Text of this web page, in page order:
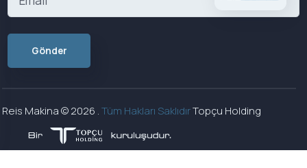
Reis Makina ©2026 .Tüm Hakları SaklıdırTopçu Holding